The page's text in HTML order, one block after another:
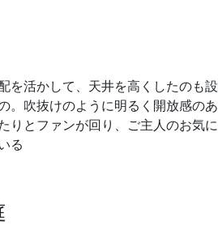
を活かして、天井を高くしたのも設
。吹抜けのように明るく開放感のあ
りとファンが回り、ご主人のお気に
る